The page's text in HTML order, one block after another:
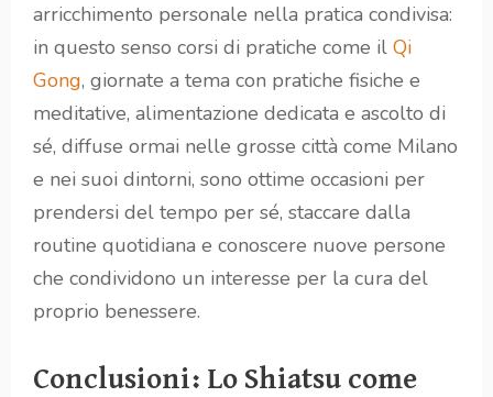
arricchimento personale nella pratica condivisa:
in questo senso corsi di pratiche come il Qi
Gong, giornate a tema con pratiche fisiche e
meditative, alimentazione dedicata e ascolto di
sé, diffuse ormai nelle grosse città come Milano
e nei suoi dintorni, sono ottime occasioni per
prendersi del tempo per sé, staccare dalla
routine quotidiana e conoscere nuove persone
che condividono un interesse per la cura del
proprio benessere.
Conclusioni: Lo Shiatsu come